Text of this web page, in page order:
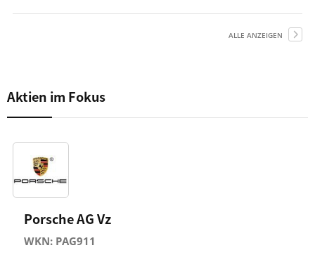
ALLE ANZEIGEN
Aktien im Fokus
Porsche AG Vz
WKN: PAG911